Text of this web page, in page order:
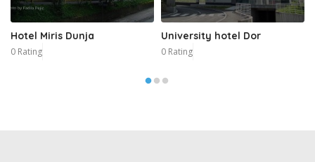
Hotel Miris Dunja
0 Rating
University hotel Dor
0 Rating